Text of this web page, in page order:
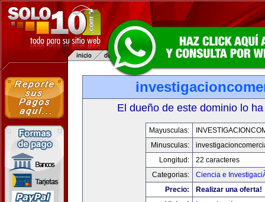
El dueño de este dominio lo
Mayusculas:
Minusculas:
Longitud:
22 caracteres
Categorias:
Ciencia e
Precio:
Realizar una oferta!